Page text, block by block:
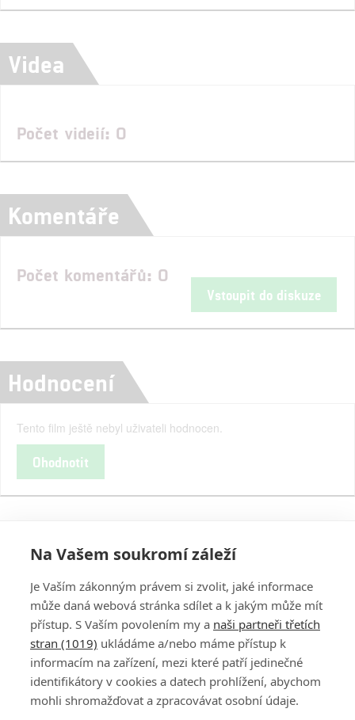
Videa
Počet videií: 0
Komentáře
Počet komentářů: 0
Vstoupit do diskuze
Hodnocení
Tento film ještě nebyl uživateli hodnocen.
Ohodnotit
PŘIHLÁSIT
REGISTROVAT
DISKUZE
Na Vašem soukromí záleží
Je Vaším zákonným právem si zvolit, jaké informace
může daná webová stránka sdílet a k jakým může mít
přístup. S Vaším povolením my a naši partneři třetích
stran (1019) ukládáme a/nebo máme přístup k
informacím na zařízení, mezi které patří jedinečné
identifikátory v cookies a datech prohlížení, abychom
mohli shromažďovat a zpracovávat osobní údaje.